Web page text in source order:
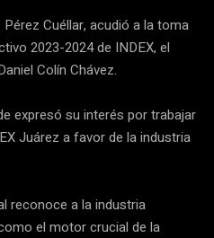
Cuéllar, acudió a la toma
2023-2024 de INDEX, el
Colín Chávez.
expresó su interés por trabajar
Juárez a favor de la industria
reconoce a la industria
el motor crucial de la